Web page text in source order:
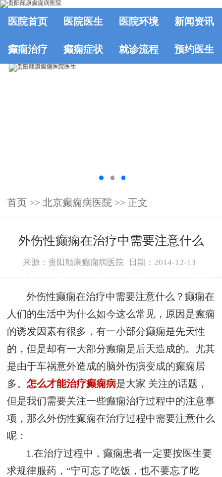
医院首页 医院医生 医院环境 新闻资讯
癫痫治疗 癫痫症状 就诊流程 预约医生
首页 >> 北京癫痫病医院 >> 正文
外伤性癫痫在治疗中需要注意什么
来源：贵阳颠康癫痫病医院 日期：2014-12-13
外伤性癫痫在治疗中需要注意什么？癫痫在
人们的生活中为什么如今这么常见，原因是癫痫
的诱发因素有很多，有一小部分癫痫是先天性
的，但是却有一大部分癫痫是后天造成的。尤其
是由于车祸意外造成的脑外伤演变成的癫痫居
多。 怎么才能治疗癫痫病是大家 关注的话题，
但是我们需要关注一些癫痫治疗过程中的注意事
项，那么外伤性癫痫在治疗过程中需要注意什么
呢：
1.在治疗过程中，癫痫患者一定要按医生要
求规律服药，“宁可忘了吃饭，也不要忘了吃